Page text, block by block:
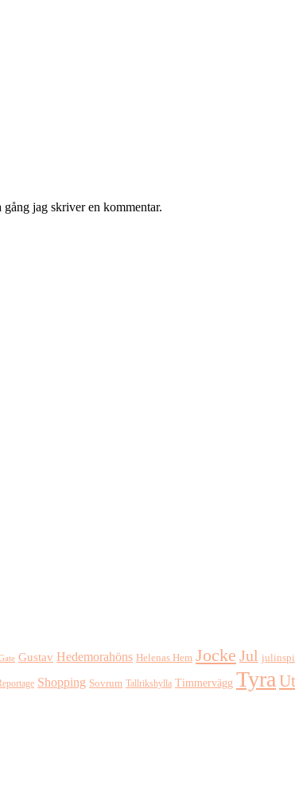
jag skriver en kommentar.
Gustav Hedemorahöns Helenas Hem Jocke Jul
Shopping Sovrum Tallrikshylla Timmervägg Tyra